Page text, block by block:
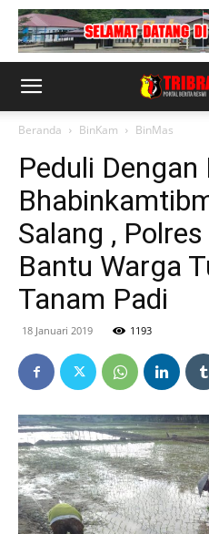
Beranda BinKam BinMas
Peduli Dengan
Salang ,
Bantu Warga
Tanam Padi
18 Januari 2019 1193